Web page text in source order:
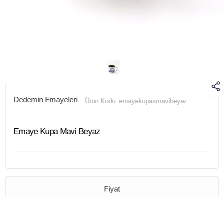
Dedemin Emayeleri Ürün Kodu:emayekupasmavibeyaz
Emaye Kupa Mavi Beyaz
Fiyat